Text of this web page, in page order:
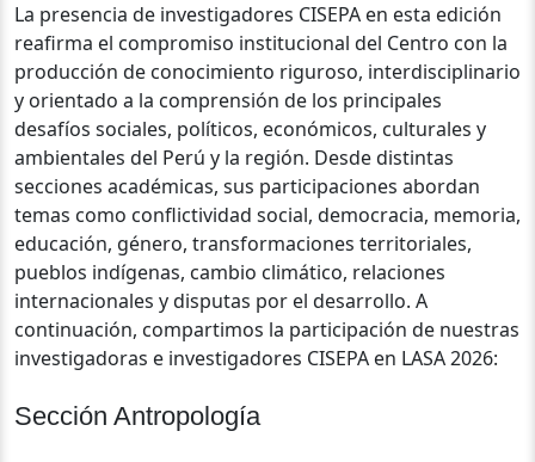
La presencia de investigadores CISEPA en esta edición
reafirma el compromiso institucional del Centro con la
producción de conocimiento riguroso, interdisciplinario
y orientado a la comprensión de los principales
desafíos sociales, políticos, económicos, culturales y
ambientales del Perú y la región. Desde distintas
secciones académicas, sus participaciones abordan
temas como conflictividad social, democracia, memoria,
educación, género, transformaciones territoriales,
pueblos indígenas, cambio climático, relaciones
internacionales y disputas por el desarrollo. A
continuación, compartimos la participación de nuestras
investigadoras e investigadores CISEPA en LASA 2026:
Sección Antropología